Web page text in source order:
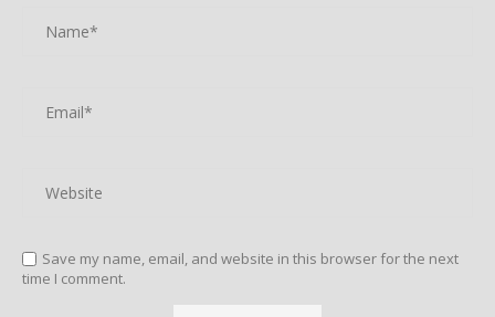
Save my name, email, and website in this browser for the next
time I comment.